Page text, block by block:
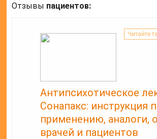
Отзывы пациентов:
Читайте
Антипсихотическое
Сонапакс: инструкция
применению, аналоги,
врачей и пациентов